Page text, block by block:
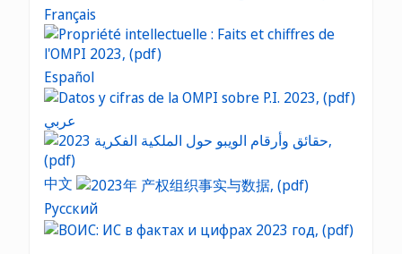
Français
Español
عربي
中文
Русский